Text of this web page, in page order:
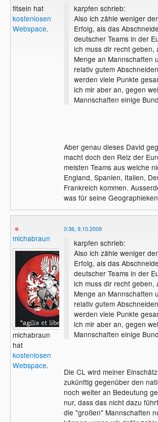
fitsein hat
kostenlosen
Webspace.
karpfen schrieb:
Also ich zähle weniger
Erfolg, als das
deutscher Teams in der
ich muss dir recht geben,
Menge an Mannschaften
relativ gutem
werden viele Punkte
ich mir aber an, gegen
Mannschaften einige
Segel streichen kann
nicht, weil es dort nahezu
schwachen Gegner gibt.
Aber genau dieses David
macht doch den Reiz der
meisten Teams aus welche
England, Spanien, Italien,
Frankreich kommen.
was für seine
michabraun
michabraun
hat
kostenlosen
Webspace.
0:36, 9.10.2009
karpfen schrieb:
Also ich zähle weniger
Erfolg, als das
deutscher Teams in der
ich muss dir recht geben,
Menge an Mannschaften
relativ gutem
werden viele Punkte
ich mir aber an, gegen
Mannschaften einige
Segel streichen kann
unterschätzt. Sowas gibt
nicht, weil es dort nahezu
schwachen Gegner gibt.
Die CL wird meiner
zukünftig gegenüber den
noch weiter an Bedeutung
nur, dass das nicht dazu
die "großen" Mannschaften